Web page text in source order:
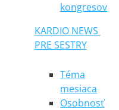
kongresov
KARDIO NEWS
PRE SESTRY
Téma
mesiaca
Osobnosť